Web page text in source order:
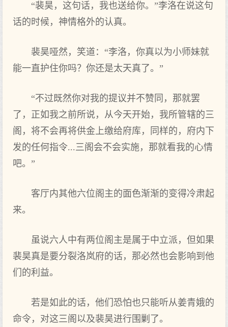
“裴昊，这句话，我也送给你。”李洛在说这句
话的时候，神情格外的认真。
裴昊哑然，笑道：“李洛，你真以为小师妹就
能一直护住你吗？你还是太天真了。”
“不过既然你对我的提议并不赞同，那就罢
了，正如我之前所说，从今天开始，我所管辖的三
阁，将不会再将供金上缴给府库，同样的，府内下
发的任何指令...三阁会不会实施，那就看我的心情
吧。”
客厅内其他六位阁主的面色渐渐的变得冷肃起
来。
虽说六人中有两位阁主是属于中立派，但如果
裴昊真是要分裂洛岚府的话，那必然也会影响到他
们的利益。
若是如此的话，他们恐怕也只能听从姜青娥的
命令，对这三阁以及裴昊进行围剿了。